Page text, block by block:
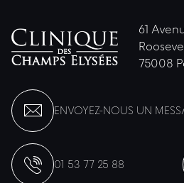
61
75008
ENVOYEZ-NOUS UN
01 53 77 25 88